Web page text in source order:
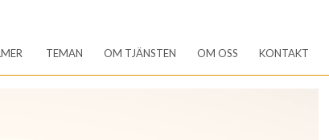
TEMAN OM TJÄNSTEN OM OSS KONTAKT